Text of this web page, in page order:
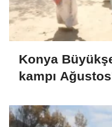
Konya
kampı